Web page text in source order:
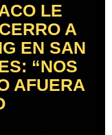
LE
A
EN SAN
“NOS
AFUERA